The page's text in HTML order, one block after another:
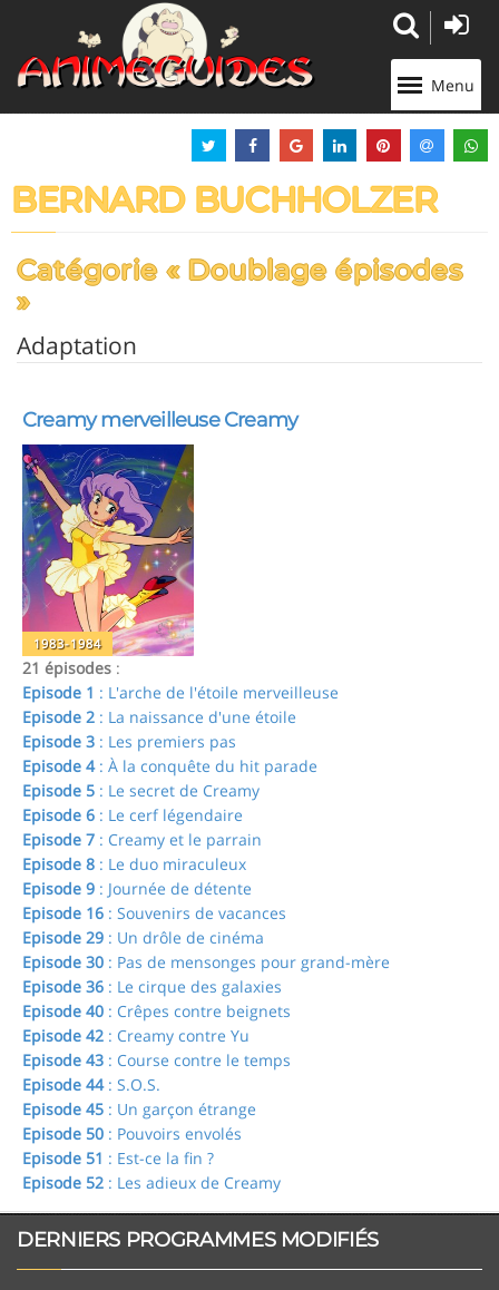
Menu
BERNARD BUCHHOLZER
Catégorie « Doublage épisodes
»
Adaptation
Creamy merveilleuse Creamy
1983-1984
21 épisodes :
Episode 1 : L'arche de l'étoile merveilleuse
Episode 2 : La naissance d'une étoile
Episode 3 : Les premiers pas
Episode 4: À la conquête du hit parade
Episode 5 : Le secret de Creamy
Episode 6 : Le cerf légendaire
Episode 7 : Creamy et le parrain
Episode 8 : Le duo miraculeux
Episode 9 : Journée de détente
Episode 16 : Souvenirs de vacances
Episode 29 : Un drôle de cinéma
Episode 30 : Pas de mensonges pour grand-mère
Episode 36 : Le cirque des galaxies
Episode 40 : Crêpes contre beignets
Episode 42 : Creamy contre Yu
Episode 43 : Course contre le temps
Episode 44: S.O.S.
Episode 45 : Un garçon étrange
Episode 50 : Pouvoirs envolés
Episode 51 : Est-ce la fin ?
Episode 52 : Les adieux de Creamy
DERNIERS PROGRAMMES MODIFIÉS
Panneau de gestion des cookies